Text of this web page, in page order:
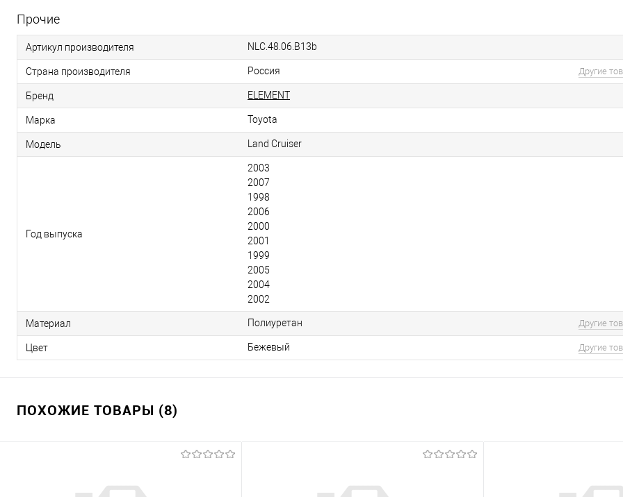
Прочие
Артикул производителя NLC.48.06.B13b
Страна производителя Россия Другие
Бренд ELEMENT
Марка Toyota
Модель Land Cruiser
Год выпуска
2003
2007
1998
2006
2000
2001
1999
2005
2004
2002
Материал Полиуретан Другие
Цвет Бежевый Другие
ПОХОЖИЕ ТОВАРЫ (8)